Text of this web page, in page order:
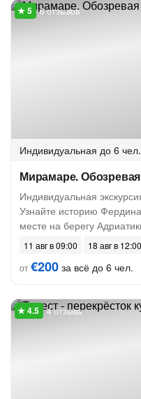
6 отзывов
Индивидуальная до 6 чел.
Мирамаре.
Индивидуальная
Узнайте историю
месте на берегу
11 авг в 09:00
18 авг в 12:00
от€200 за всё до 6 чел.
4 отзыва